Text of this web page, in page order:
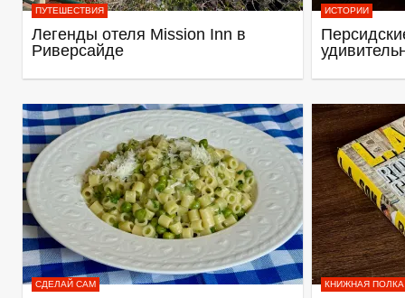
ПУТЕШЕСТВИЯ
Легенды отеля Mission Inn в
Риверсайде
ИСТОРИИ
СДЕЛАЙ САМ КНИЖНАЯ ПОЛКА